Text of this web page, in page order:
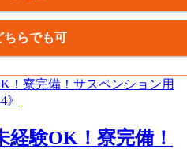
ちらでも可
経験OK！寮完備！